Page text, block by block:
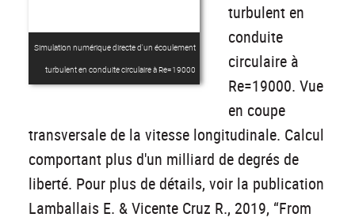
Simulation numérique directe d'un écoulement
turbulent en conduite circulaire à Re=19000
turbulent en
conduite
circulaire à
Re=19000. Vue
en coupe
transversale de la vitesse longitudinale. Calcul
comportant plus d'un milliard de degrés de
liberté. Pour plus de détails, voir la publication
Lamballais E. & Vicente Cruz R., 2019, “From